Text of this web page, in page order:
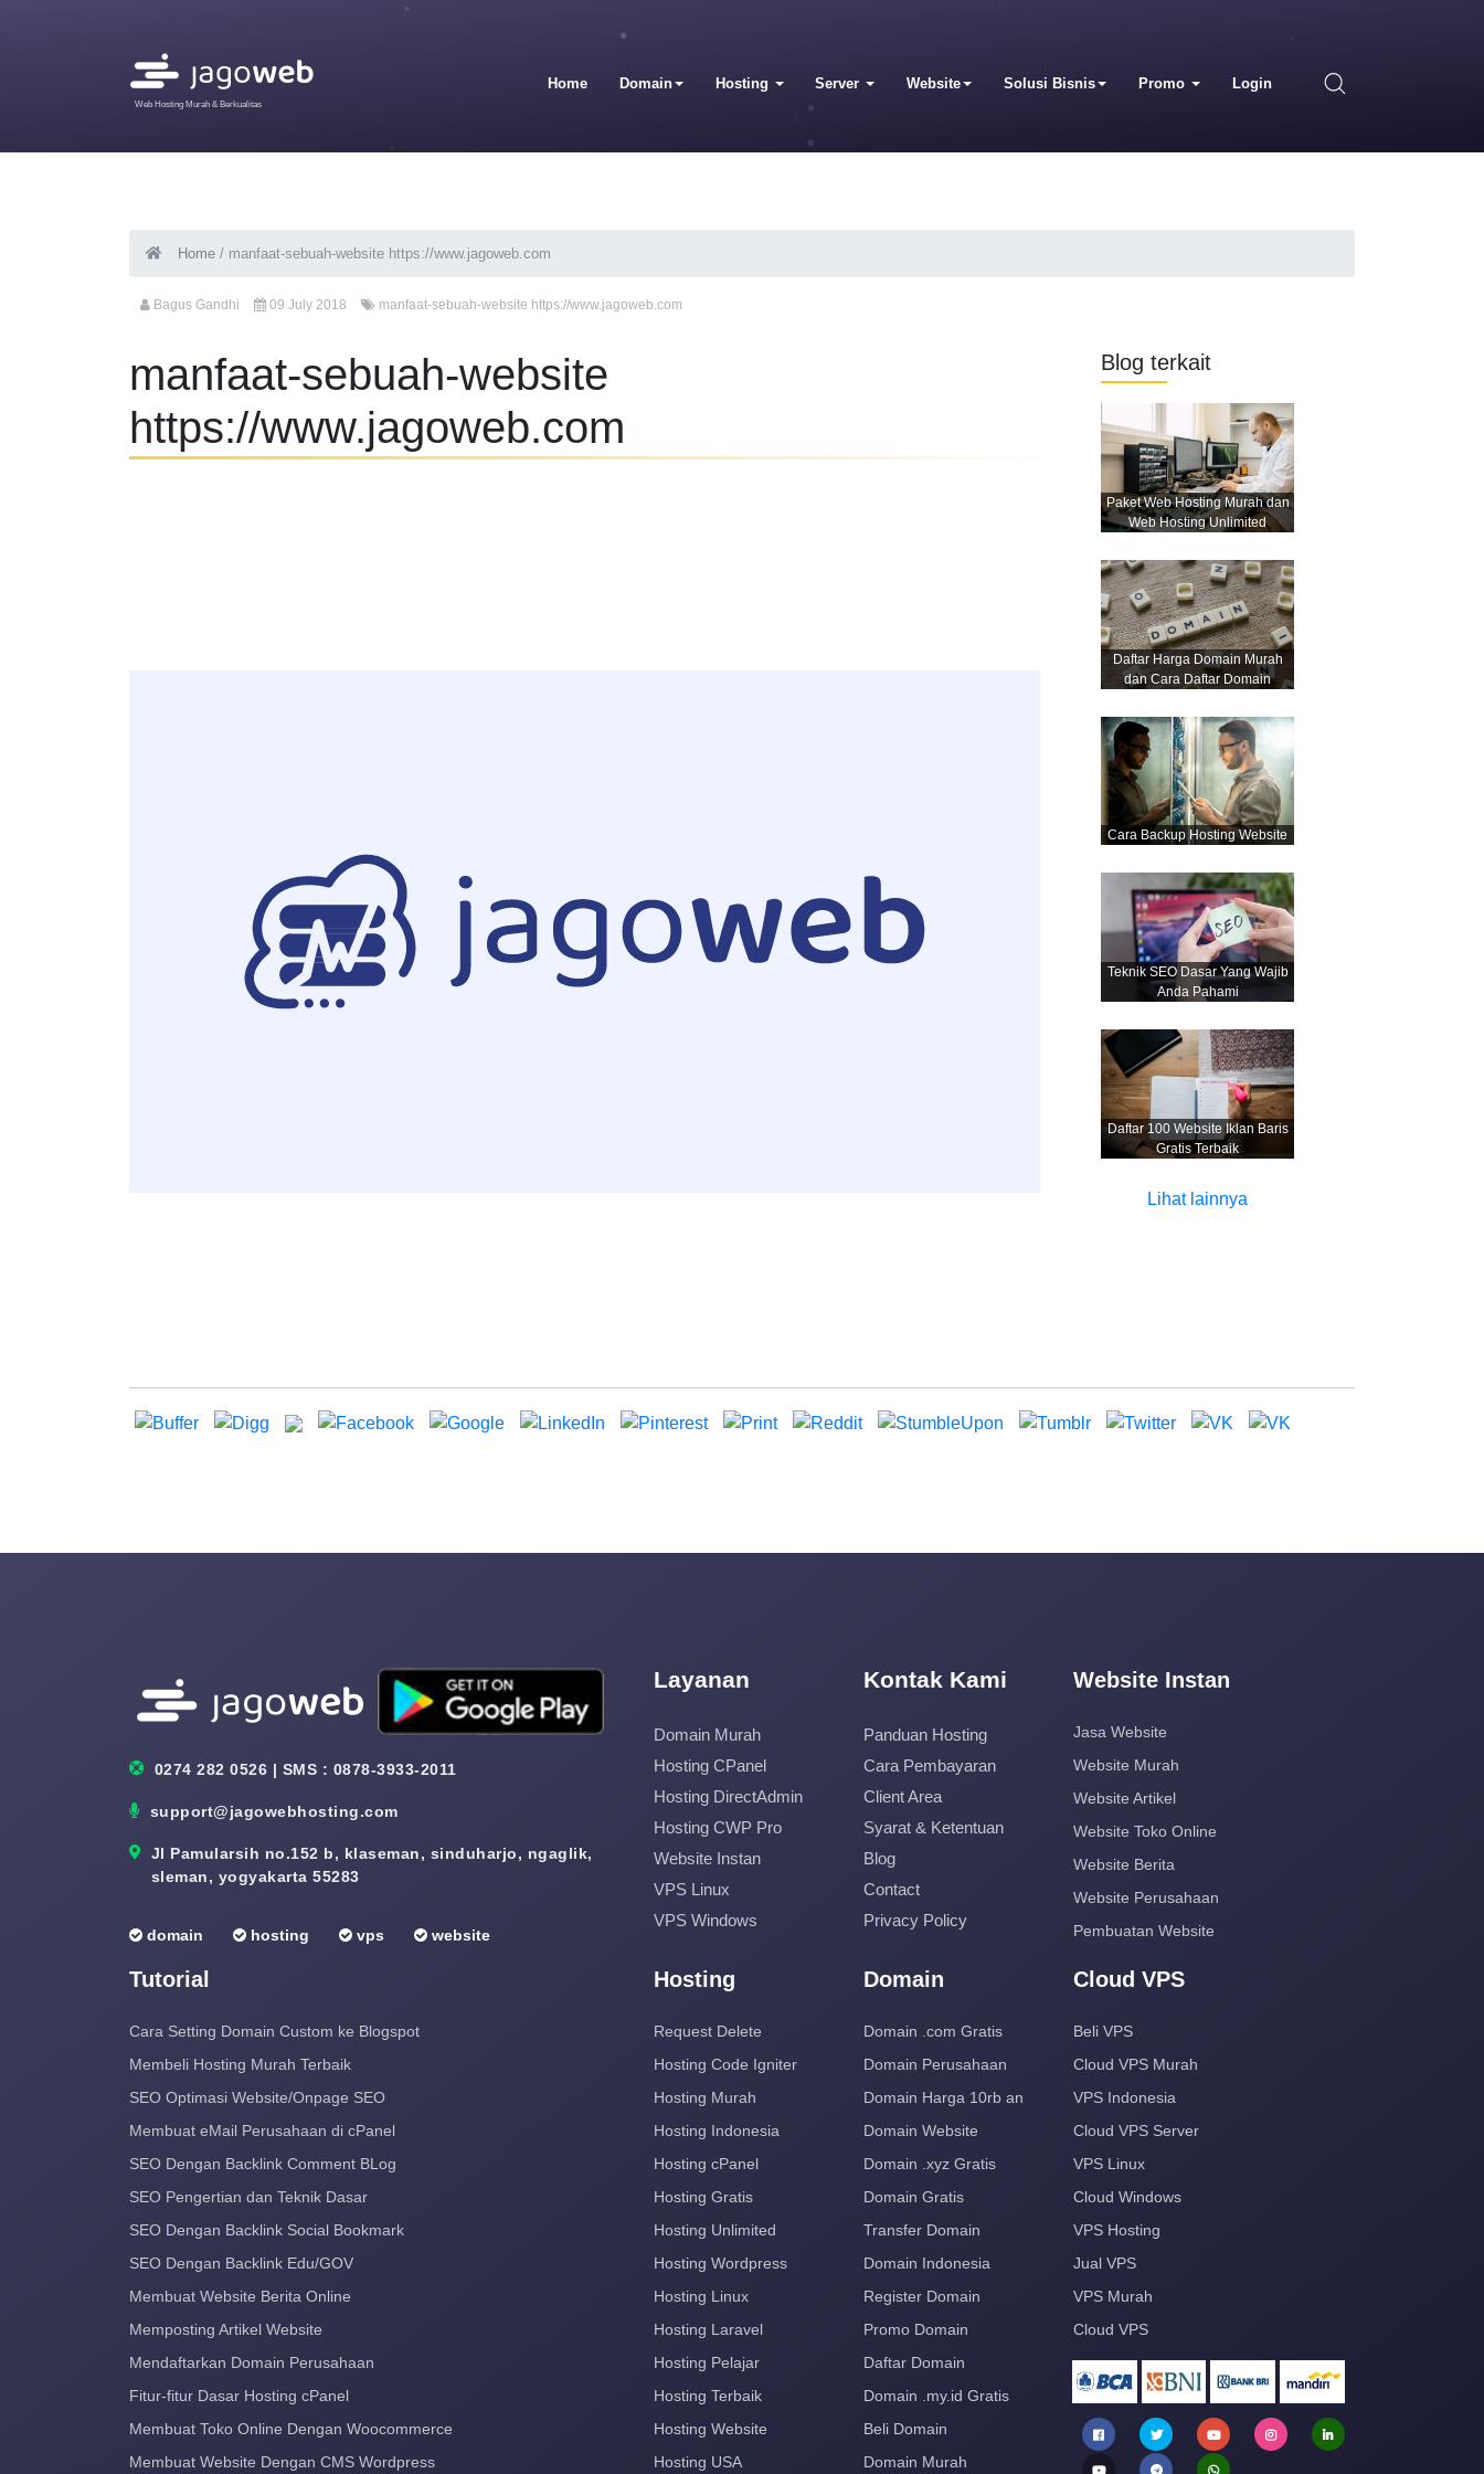
Web Hosting Murah & Berkualitas
Home Domain Hosting Server Website Solusi Bisnis Promo Login
Home / manfaat-sebuah-website https://www.jagoweb.com
Bagus Gandhi 09 July 2018 manfaat-sebuah-website https://www.jagoweb.com
manfaat-sebuah-website
https://www.jagoweb.com
Blog terkait
Paket Web Hosting Murah dan
Web Hosting Unlimited
Daftar Harga Domain Murah
dan Cara Daftar Domain
Cara Backup Hosting Website
Teknik SEO Dasar Yang Wajib
Anda Pahami
Daftar 100 Website Iklan Baris
Gratis Terbaik
Lihat lainnya
0274 282 0526 | SMS : 0878-3933-2011
support@jagowebhosting.com
Jl Pamularsih no.152 b, klaseman, sinduharjo, ngaglik,
sleman, yogyakarta 55283
domain hosting vps website
Layanan
Domain Murah
Hosting CPanel
Hosting DirectAdmin
Hosting CWP Pro
Website Instan
VPS Linux
VPS Windows
Kontak Kami
Panduan Hosting
Cara Pembayaran
Client Area
Syarat & Ketentuan
Blog
Contact
Privacy Policy
Website Instan
Jasa Website
Website Murah
Website Artikel
Website Toko Online
Website Berita
Website Perusahaan
Pembuatan Website
Tutorial
Cara Setting Domain Custom ke Blogspot
Membeli Hosting Murah Terbaik
SEO Optimasi Website/Onpage SEO
Membuat eMail Perusahaan di cPanel
SEO Dengan Backlink Comment BLog
SEO Pengertian dan Teknik Dasar
SEO Dengan Backlink Social Bookmark
SEO Dengan Backlink Edu/GOV
Membuat Website Berita Online
Memposting Artikel Website
Mendaftarkan Domain Perusahaan
Fitur-fitur Dasar Hosting cPanel
Membuat Toko Online Dengan Woocommerce
Membuat Website Dengan CMS Wordpress
Hosting
Request Delete
Hosting Code Igniter
Hosting Murah
Hosting Indonesia
Hosting cPanel
Hosting Gratis
Hosting Unlimited
Hosting Wordpress
Hosting Linux
Hosting Laravel
Hosting Pelajar
Hosting Terbaik
Hosting Website
Hosting USA
Domain
Domain .com Gratis
Domain Perusahaan
Domain Harga 10rb an
Domain Website
Domain .xyz Gratis
Domain Gratis
Transfer Domain
Domain Indonesia
Register Domain
Promo Domain
Daftar Domain
Domain .my.id Gratis
Beli Domain
Domain Murah
Cloud VPS
Beli VPS
Cloud VPS Murah
VPS Indonesia
Cloud VPS Server
VPS Linux
Cloud Windows
VPS Hosting
Jual VPS
VPS Murah
Cloud VPS